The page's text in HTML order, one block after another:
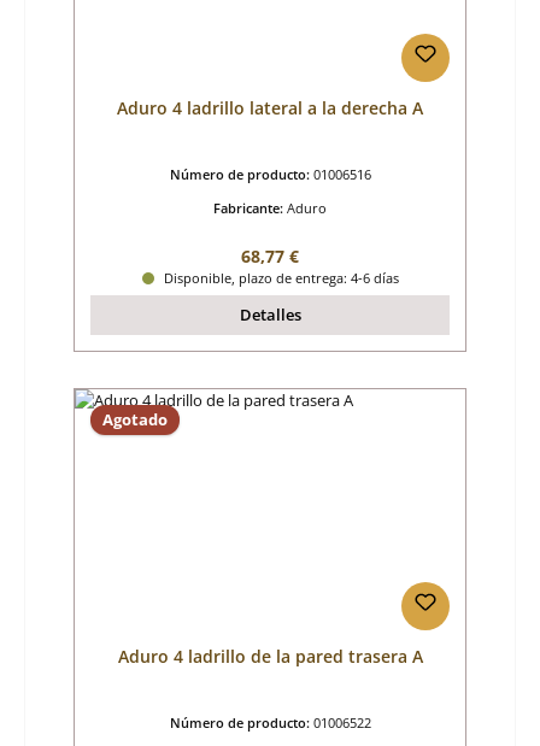
Aduro 4 ladrillo lateral a la derecha A
Número de producto: 01006516
Fabricante: Aduro
Precio normal:
68,77 €
Disponible, plazo de entrega: 4-6 días
Detalles
Agotado
Aduro 4 ladrillo de la pared trasera A
Número de producto: 01006522